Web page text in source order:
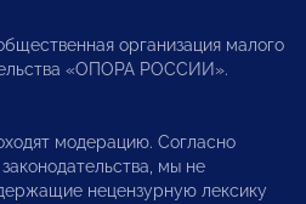
организация малого
«ОПОРА РОССИИ».
модерацию. Согласно
мы не
нецензурную лексику